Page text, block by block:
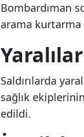
Bombardıman
arama kurtarma
Saldırılarda
sağlık
edildi.